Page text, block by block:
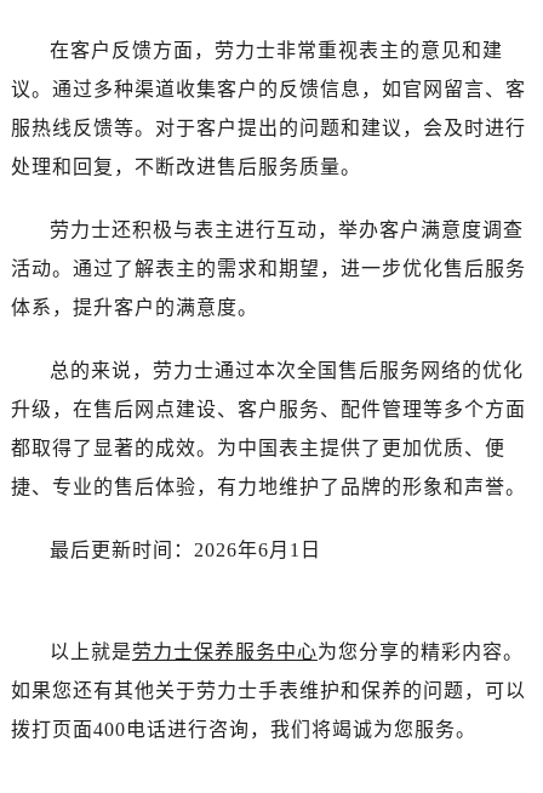
新疆维吾尔自治区阜康市博峰路劳力士售后服务中心（需提前预约）
新疆维吾尔自治区哈密市伊州区建国北路劳力士售后服务中心（需提前预约）
新疆维吾尔自治区和田市和田市北京西路劳力士售后服务中心（需提前预约）
新疆维吾尔自治区喀什市解放北路劳力士售后服务中心（需提前预约）
新疆维吾尔自治区可克达拉市幸福路劳力士售后服务中心（需提前预约）
新疆维吾尔自治区库尔勒市库尔勒市人民东路劳力士售后服务中心（需提前预约）
新疆维吾尔自治区沙湾市三道河子镇世纪大道南路劳力士售后服务中心（需提前预约）
新疆维吾尔自治区石河子市北二路劳力士售后服务中心（需提前预约）
新疆维吾尔自治区吐鲁番市高昌区文化中路文化中路劳力士售后服务中心（需提前预约）
新疆维吾尔自治区乌苏市乌鲁木齐北路劳力士售后服务中心（需提前预约）
在客户反馈方面，劳力士非常重视表主的意见和建
议。通过多种渠道收集客户的反馈信息，如官网留言、客
服热线反馈等。对于客户提出的问题和建议，会及时进行
处理和回复，不断改进售后服务质量。
劳力士还积极与表主进行互动，举办客户满意度调查
活动。通过了解表主的需求和期望，进一步优化售后服务
体系，提升客户的满意度。
总的来说，劳力士通过本次全国售后服务网络的优化
升级，在售后网点建设、客户服务、配件管理等多个方面
都取得了显著的成效。为中国表主提供了更加优质、便
捷、专业的售后体验，有力地维护了品牌的形象和声誉。
最后更新时间：2026年6月1日
以上就是劳力士保养服务中心为您分享的精彩内容。
如果您还有其他关于劳力士手表维护和保养的问题，可以
拨打页面400电话进行咨询，我们将竭诚为您服务。